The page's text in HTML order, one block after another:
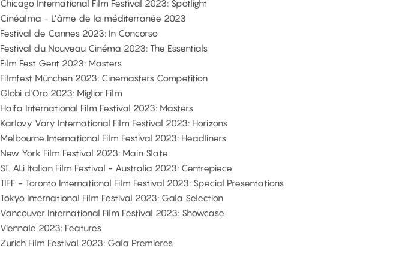
Chicago International Film Festival 2023: Spotlight
Cinéalma - L’âme de la méditerranée 2023
Festival de Cannes 2023: In Concorso
Festival du Nouveau Cinéma 2023: The Essentials
Film Fest Gent 2023: Masters
Filmfest München 2023: Cinemasters Competition
Globi d'Oro 2023: Miglior Film
Haifa International Film Festival 2023: Masters
Karlovy Vary International Film Festival 2023: Horizons
Melbourne International Film Festival 2023: Headliners
New York Film Festival 2023: Main Slate
ST. ALi Italian Film Festival - Australia 2023: Centrepiece
TIFF - Toronto International Film Festival 2023: Special Presentations
Tokyo International Film Festival 2023: Gala Selection
Vancouver International Film Festival 2023: Showcase
Viennale 2023: Features
Zurich Film Festival 2023: Gala Premieres